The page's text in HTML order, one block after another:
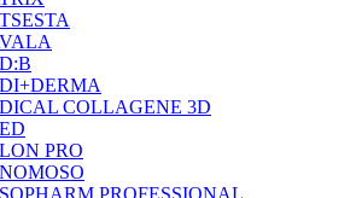
COLLAGENE 3D
PRO
PROFESSIONAL